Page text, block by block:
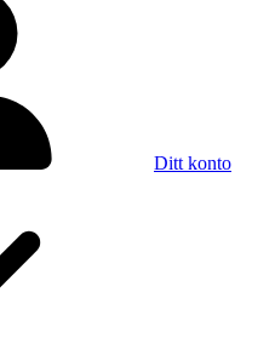
Ditt konto